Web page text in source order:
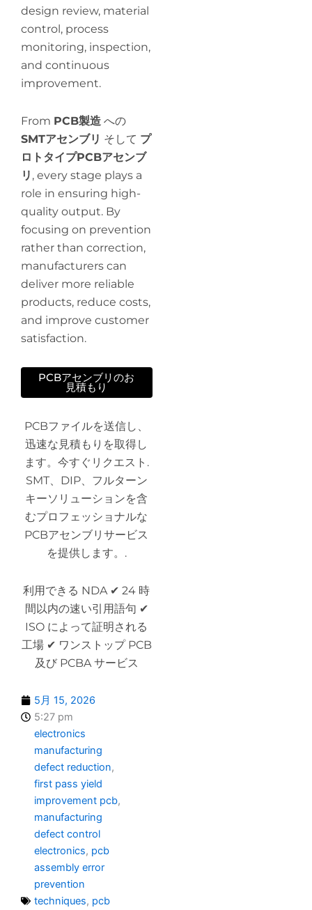
design review, material
control, process
monitoring, inspection,
and continuous
improvement.
From PCB製造 への
SMTアセンブリ そして プ
ロトタイプPCBアセンブ
リ , every stage plays a
role in ensuring high-
quality output. By
focusing on prevention
rather than correction,
manufacturers can
deliver more reliable
products, reduce costs,
and improve customer
satisfaction.
PCBアセンブリのお
見積もり
PCBファイルを送信し、
迅速な見積もりを取得し
ます。今すぐリクエスト.
SMT、DIP、フルターン
キーソリューションを含
むプロフェッショナルな
PCBアセンブリサービス
を提供します。.
利用できる NDA ✔ 24 時
間以内の速い引用語句 ✔
ISO によって証明される
工場 ✔ ワンストップ PCB
及び PCBA サービス
5月 15, 2026
5:27 pm
electronics
manufacturing
defect reduction,
first pass yield
improvement pcb,
manufacturing
defect control
electronics, pcb
assembly error
prevention
techniques, pcb